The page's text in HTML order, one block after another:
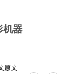
机器